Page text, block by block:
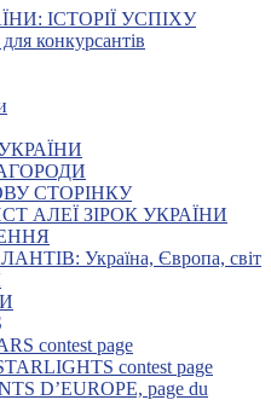
ІСТОРІЇ УСПІХУ
для конкурсантів
СТОРІНКУ
АЛЕЇ ЗІРОК УКРАЇНИ
Україна, Європа, світ
contest page
contest page
D’EUROPE, page du